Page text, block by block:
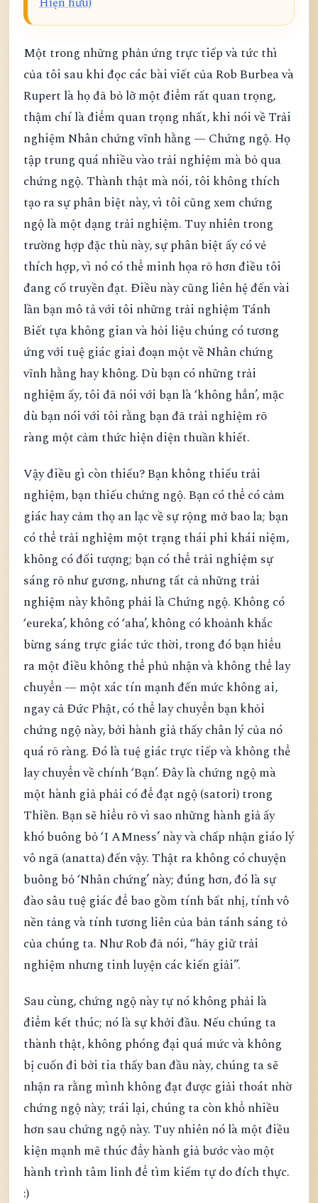
Một trong những phản ứng trực tiếp và tức thì
của tôi sau khi đọc các bài viết của Rob Burbea và
Rupert là họ đã bỏ lỡ một điểm rất quan trọng,
thậm chí là điểm quan trọng nhất, khi nói về Trải
nghiệm Nhân chứng vĩnh hằng — Chứng ngộ. Họ
tập trung quá nhiều vào trải nghiệm mà bỏ qua
chứng ngộ. Thành thật mà nói, tôi không thích
tạo ra sự phân biệt này, vì tôi cũng xem chứng
ngộ là một dạng trải nghiệm. Tuy nhiên trong
trường hợp đặc thù này, sự phân biệt ấy có vẻ
thích hợp, vì nó có thể minh họa rõ hơn điều tôi
đang cố truyền đạt. Điều này cũng liên hệ đến vài
lần bạn mô tả với tôi những trải nghiệm Tánh
Biết tựa không gian và hỏi liệu chúng có tương
ứng với tuệ giác giai đoạn một về Nhân chứng
vĩnh hằng hay không. Dù bạn có những trải
nghiệm ấy, tôi đã nói với bạn là ‘không hẳn’, mặc
dù bạn nói với tôi rằng bạn đã trải nghiệm rõ
ràng một cảm thức hiện diện thuần khiết.
Vậy điều gì còn thiếu? Bạn không thiếu trải
nghiệm, bạn thiếu chứng ngộ. Bạn có thể có cảm
giác hay cảm thọ an lạc về sự rộng mở bao la; bạn
có thể trải nghiệm một trạng thái phi khái niệm,
không có đối tượng; bạn có thể trải nghiệm sự
sáng rõ như gương, nhưng tất cả những trải
nghiệm này không phải là Chứng ngộ. Không có
‘eureka’, không có ‘aha’, không có khoảnh khắc
bừng sáng trực giác tức thời, trong đó bạn hiểu
ra một điều không thể phủ nhận và không thể lay
chuyển — một xác tín mạnh đến mức không ai,
ngay cả Đức Phật, có thể lay chuyển bạn khỏi
chứng ngộ này, bởi hành giả thấy chân lý của nó
quá rõ ràng. Đó là tuệ giác trực tiếp và không thể
lay chuyển về chính ‘Bạn’. Đây là chứng ngộ mà
một hành giả phải có để đạt ngộ (satori) trong
Thiền. Bạn sẽ hiểu rõ vì sao những hành giả ấy
khó buông bỏ ‘I AMness’ này và chấp nhận giáo lý
vô ngã (anatta) đến vậy. Thật ra không có chuyện
buông bỏ ‘Nhân chứng’ này; đúng hơn, đó là sự
đào sâu tuệ giác để bao gồm tính bất nhị, tính vô
nền tảng và tính tương liên của bản tánh sáng tỏ
của chúng ta. Như Rob đã nói, “hãy giữ trải
nghiệm nhưng tinh luyện các kiến giải”.
Sau cùng, chứng ngộ này tự nó không phải là
điểm kết thúc; nó là sự khởi đầu. Nếu chúng ta
thành thật, không phóng đại quá mức và không
bị cuốn đi bởi tia thấy ban đầu này, chúng ta sẽ
nhận ra rằng mình không đạt được giải thoát nhờ
chứng ngộ này; trái lại, chúng ta còn khổ nhiều
hơn sau chứng ngộ này. Tuy nhiên nó là một điều
kiện mạnh mẽ thúc đẩy hành giả bước vào một
hành trình tâm linh để tìm kiếm tự do đích thực.
:)